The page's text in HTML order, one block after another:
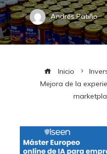
Andrés Patiño
Inicio
Mejora de la